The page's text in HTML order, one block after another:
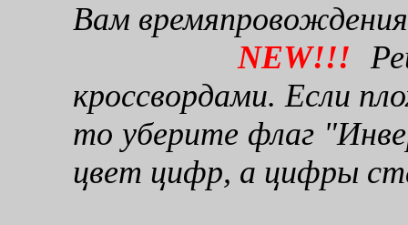
Вам
NEW!!!
кроссвордами. Если
то уберите флаг
цвет цифр, а цифры